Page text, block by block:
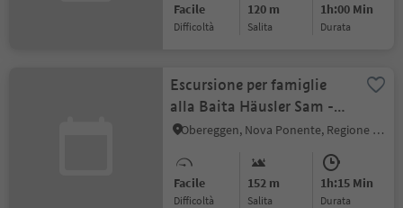
Facile
Difficoltà
120 m
Salita
1h:00 Min
durata
Escursione per famiglie
alla Baita Häusler Sam -
Animali da osservare e
divertimento nella natura
Obereggen, Nova Ponente, Regione dolomitica Val d'Ega
Facile
Difficoltà
152 m
Salita
1h:15 Min
durata